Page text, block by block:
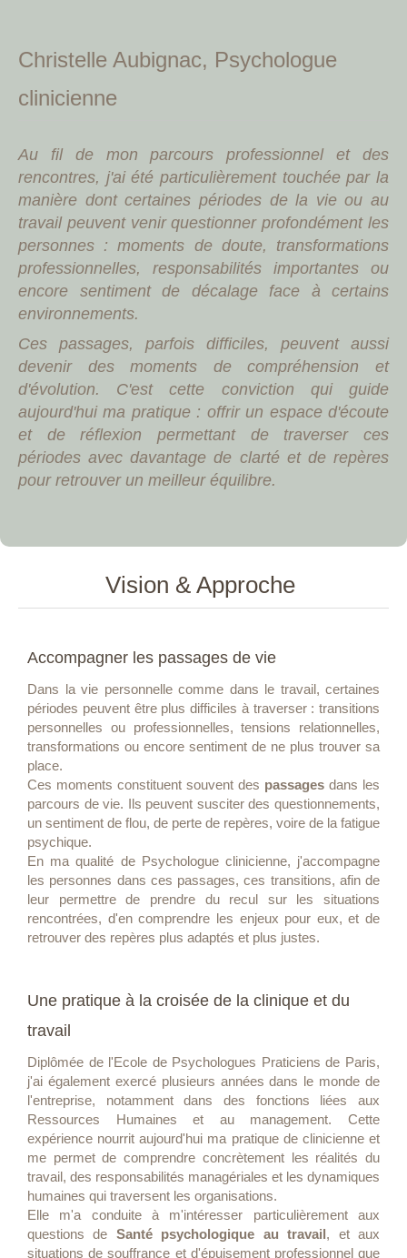
Christelle Aubignac, Psychologue
clinicienne
Au fil de mon parcours professionnel et des
rencontres, j'ai été particulièrement touchée par la
manière dont certaines périodes de la vie ou au
travail peuvent venir questionner profondément les
personnes : moments de doute, transformations
professionnelles, responsabilités importantes ou
encore sentiment de décalage face à certains
environnements.
Ces passages, parfois difficiles, peuvent aussi
devenir des moments de compréhension et
d'évolution. C'est cette conviction qui guide
aujourd'hui ma pratique : offrir un espace d'écoute
et de réflexion permettant de traverser ces
périodes avec davantage de clarté et de repères
pour retrouver un meilleur équilibre.
Vision & Approche
Accompagner les passages de vie
Dans la vie personnelle comme dans le travail, certaines
périodes peuvent être plus difficiles à traverser : transitions
personnelles ou professionnelles, tensions relationnelles,
transformations ou encore sentiment de ne plus trouver sa
place.
Ces moments constituent souvent des passages dans les
parcours de vie. Ils peuvent susciter des questionnements,
un sentiment de flou, de perte de repères, voire de la fatigue
psychique.
En ma qualité de Psychologue clinicienne, j'accompagne
les personnes dans ces passages, ces transitions, afin de
leur permettre de prendre du recul sur les situations
rencontrées, d'en comprendre les enjeux pour eux, et de
retrouver des repères plus adaptés et plus justes.
Une pratique à la croisée de la clinique et du
travail
Diplômée de l'Ecole de Psychologues Praticiens de Paris,
j'ai également exercé plusieurs années dans le monde de
l'entreprise, notamment dans des fonctions liées aux
Ressources Humaines et au management. Cette
expérience nourrit aujourd'hui ma pratique de clinicienne et
me permet de comprendre concrètement les réalités du
travail, des responsabilités managériales et les dynamiques
humaines qui traversent les organisations.
Elle m'a conduite à m'intéresser particulièrement aux
questions de Santé psychologique au travail, et aux
situations de souffrance et d'épuisement professionnel que